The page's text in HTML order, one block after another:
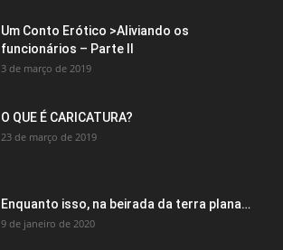
Um Conto Erótico >Aliviando os
funcionários – Parte II
3 de março de 2019
O QUE É CARICATURA?
23 de março de 2019
Enquanto isso, na beirada da terra plana…
9 de janeiro de 2020